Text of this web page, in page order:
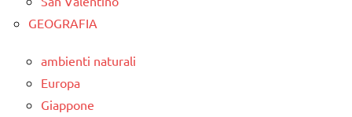
GEOGRAFIA
ambienti naturali
Europa
Giappone